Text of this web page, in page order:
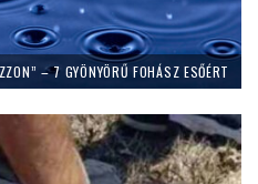
– 7 GYÖNYÖRŰ FOHÁSZ ESŐÉRT